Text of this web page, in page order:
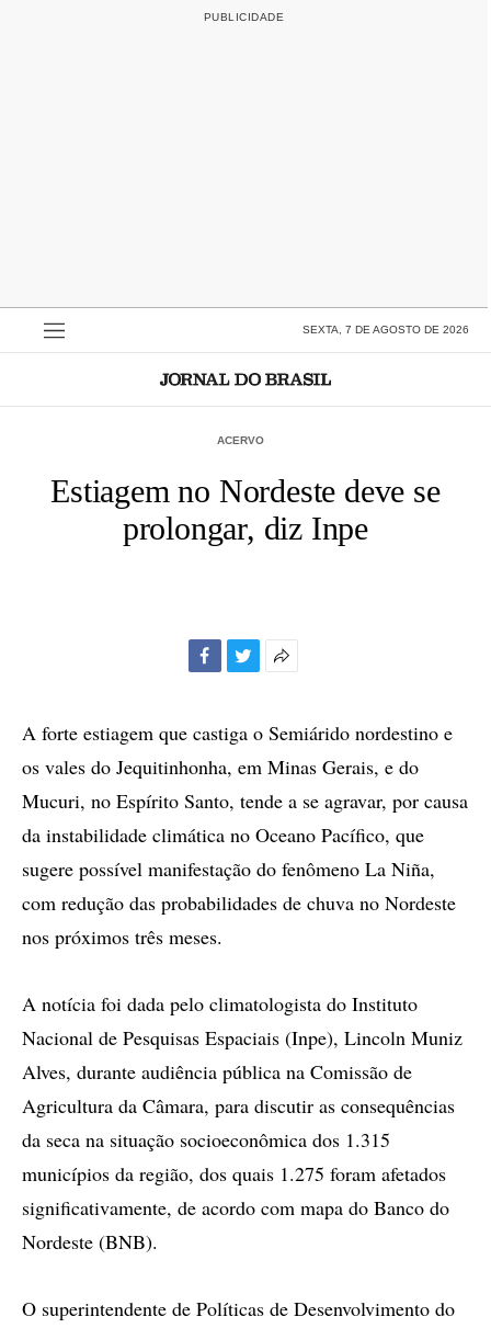
SEXTA, 7 DE AGOSTO DE 2026
ACERVO
Estiagem no Nordeste deve se
prolongar, diz Inpe
compartilhamento
A forte estiagem que castiga o Semiárido nordestino e
os vales do Jequitinhonha, em Minas Gerais, e do
Mucuri, no Espírito Santo, tende a se agravar, por causa
da instabilidade climática no Oceano Pacífico, que
sugere possível manifestação do fenômeno La Niña,
com redução das probabilidades de chuva no Nordeste
nos próximos três meses.
A notícia foi dada pelo climatologista do Instituto
Nacional de Pesquisas Espaciais (Inpe), Lincoln Muniz
Alves, durante audiência pública na Comissão de
Agricultura da Câmara, para discutir as consequências
da seca na situação socioeconômica dos 1.315
municípios da região, dos quais 1.275 foram afetados
significativamente, de acordo com mapa do Banco do
Nordeste (BNB).
O superintendente de Políticas de Desenvolvimento do